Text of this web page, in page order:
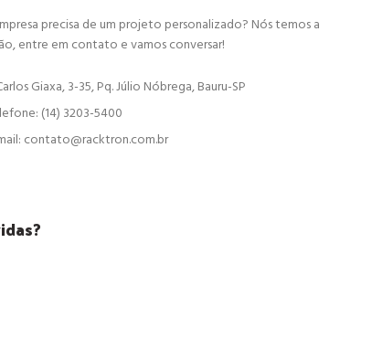
precisa de um projeto personalizado? Nós temos a
entre em contato e vamos conversar!
Giaxa, 3-35, Pq. Júlio Nóbrega, Bauru-SP
(14) 3203-5400
contato@racktron.com.br